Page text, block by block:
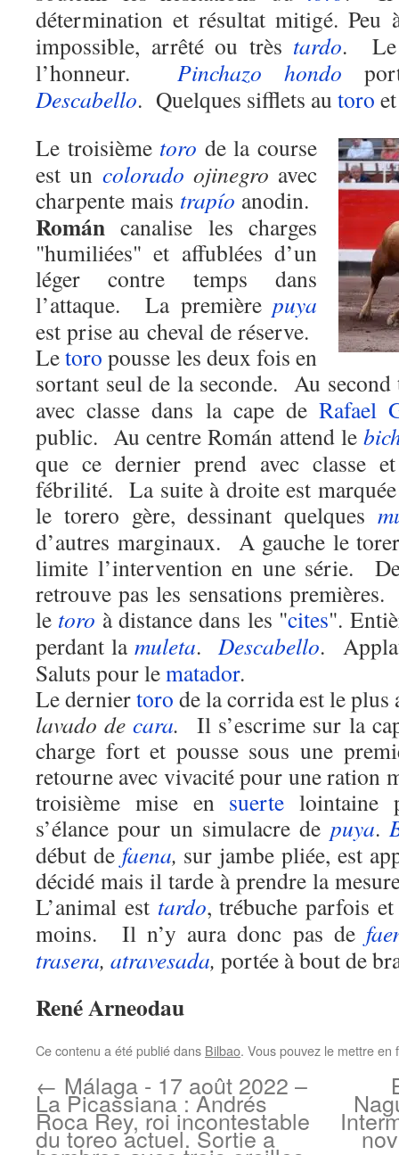
détermination et résultat mitigé.
impossible, arrêté ou très tardo.
l’honneur. Pinchazo hondo
Descabello. Quelques sifflets au toro
Le troisième toro de la course
est un colorado ojinegro avec
charpente mais trapío anodin.
Román canalise les charges
"humiliées" et affublées d’un
léger contre temps dans
l’attaque. La première puya
est prise au cheval de réserve.
Letoro pousse les deux fois en
sortant seul de la seconde. Au
avec classe dans la cape deRafael
public. Au centre Román attend le
que ce dernier prend avec classe
fébrilité. La suite à droite est marquée
le torero gère, dessinant quelques
d’autres marginaux. A gauche le
limite l’intervention en une série.
retrouve pas les sensations
le toro à distance dans les "cites".
perdant lamuleta.Descabello.
Saluts pour lematador.
Le derniertoro de la corrida est le plus
lavado decara. Il s’escrime sur la
charge fort et pousse sous une
retourne avec vivacité pour une ration
troisième mise en suerte
s’élance pour un simulacre de puya.
début de faena, sur jambe pliée, est
décidé mais il tarde à prendre la
L’animal est tardo, trébuche parfois
moins. Il n’y aura donc pas de
trasera, atravesada, portée à bout de
René Arneodau
Ce contenu a été publié dans Bilbao. Vous pouvez le mettre
← Málaga - 17 août 2022 –
La Picassiana : Andrés
Roca Rey, roi incontestable
du toreo actuel. Sortie a